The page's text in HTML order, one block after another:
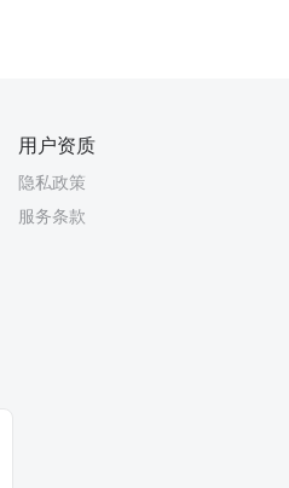
用户资质
隐私政策
服务条款